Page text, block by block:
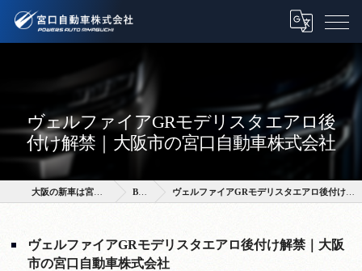
ヴェルファイアGRモデリスタエアロ後
付け解禁｜大阪市の宮口自動車株式会社
大阪の新車は宮口自動車株式会社 BLOG ヴェルファイアGRモデリスタエアロ後付け解禁｜大阪市の宮口自動車株式会社
ヴェルファイアGRモデリスタエアロ後付け解禁｜大阪
市の宮口自動車株式会社